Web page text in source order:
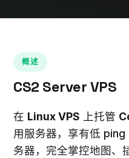
概述
CS2 Server VPS
在 Linux VPS 上托管
用服务器，享有低
务器，完全掌控地图、